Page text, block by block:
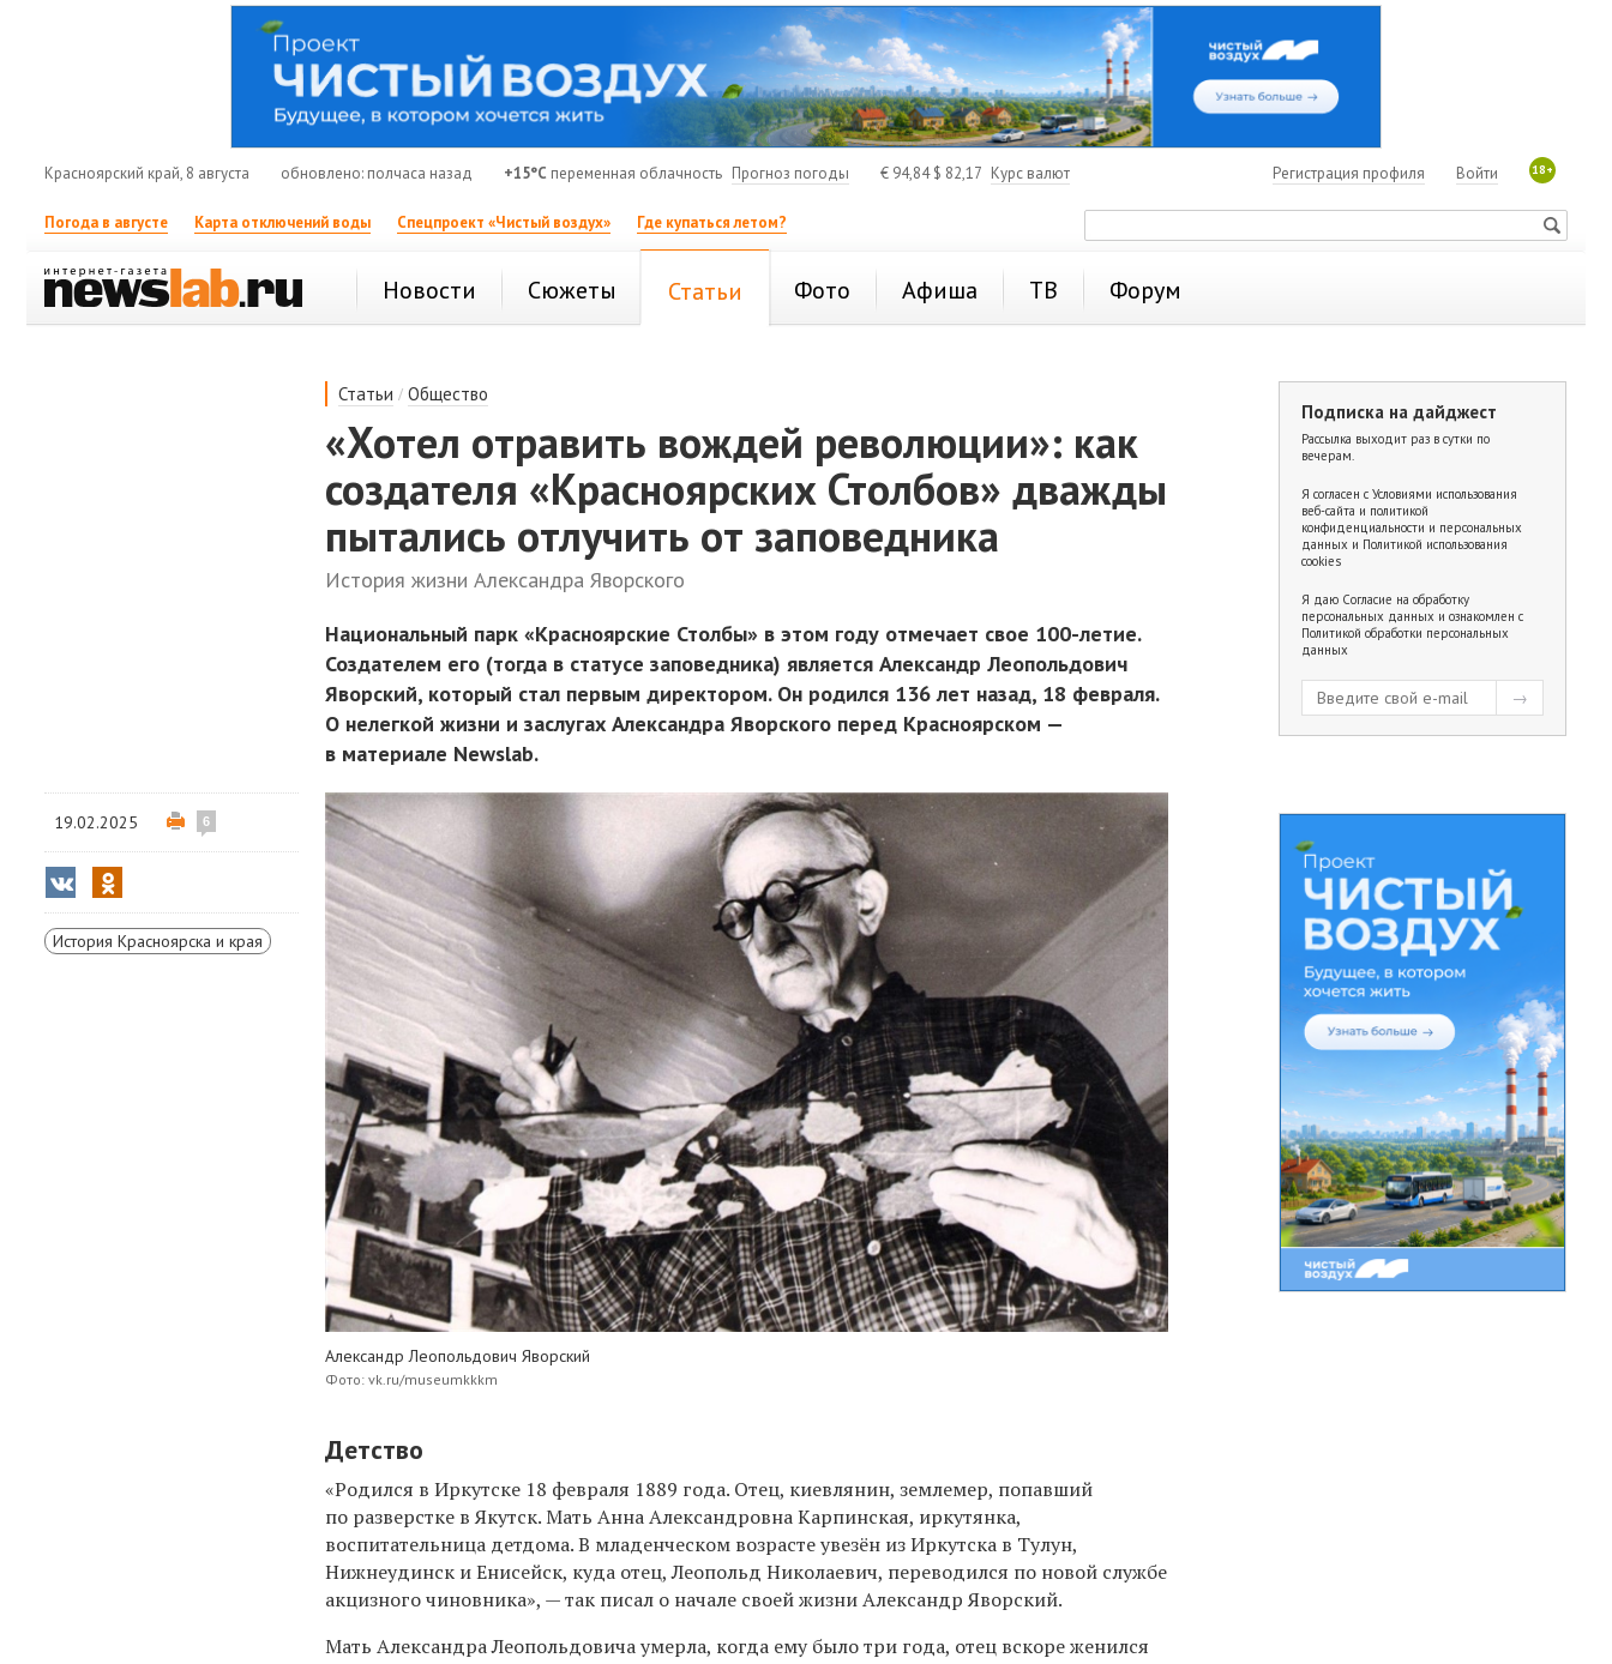
Красноярский край, 8 августа обновлено: полчаса назад +15°C переменная облачность Прогноз погоды € 94,84$ 82,17 Курс валют 18+
Войти
Регистрация профиля
Погода в августе Карта отключений воды Спецпроект «Чистый воздух» Где купаться летом?
Новости Сюжеты Статьи Фото Афиша ТВ Форум
Статьи /Общество
«Хотел отравить вождей революции»: как
создателя «Красноярских Столбов» дважды
пытались отлучить от заповедника
История жизни Александра Яворского
Национальный парк «Красноярские Столбы» в этом году отмечает свое 100-летие.
Создателем его (тогда в статусе заповедника) является Александр Леопольдович
Яворский, который стал первым директором. Он родился 136 лет назад, 18 февраля.
О нелегкой жизни и заслугах Александра Яворского перед Красноярском —
в материале Newslab.
19.02.2025 6
История Красноярска и края
Александр Леопольдович Яворский
Фото: vk.ru/museumkkkm
Детство
«Родился в Иркутске 18 февраля 1889 года. Отец, киевлянин, землемер, попавший
по разверстке в Якутск. Мать Анна Александровна Карпинская, иркутянка,
воспитательница детдома. В младенческом возрасте увезён из Иркутска в Тулун,
Нижнеудинск и Енисейск, куда отец, Леопольд Николаевич, переводился по новой службе
акцизного чиновника», — так писал о начале своей жизни Александр Яворский.
Мать Александра Леопольдовича умерла, когда ему было три года, отец вскоре женился
Подписка на дайджест
Рассылка выходит раз в сутки по
вечерам.
Я согласен с Условиями использования
веб-сайта и политикой
конфиденциальности и персональных
данных и Политикой использования
cookies
Я даю Согласие на обработку
персональных данных и ознакомлен с
Политикой обработки персональных
данных